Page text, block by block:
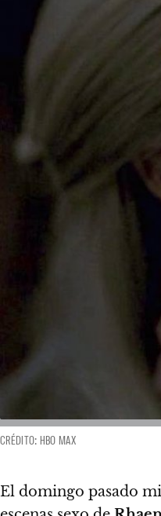
CRÉDITO: HBO MAX
El domingo pasado